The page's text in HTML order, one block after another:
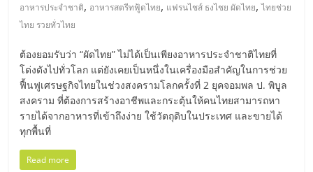
ไทย,
SMEs,
แฟ
รน
อาหารประจำชาติ, อาหารสตรีทฟู้ดไทย, แฟรนไชส์ ธงไชย ผัดไทย,ไทยช่วย
ไทย รวยทั่วไทย
ต้องยอมรับว่า “ผัดไทย” ไม่ได้เป็นเพียงอาหารประจำชาติไทยที่
โด่งดังไปทั่วโลก แต่ยังเคยเป็นหนึ่งในเครื่องมือสำคัญในการช่วย
ฟื้นฟูเศรษฐกิจไทยในช่วงสงครามโลกครั้งที่ 2 ยุคจอมพล ป. พิบูล
สงคราม ที่ต้องการสร้างอาชีพและกระตุ้นให้คนไทยสามารถหา
รายได้จากอาหารที่เข้าถึงง่าย ใช้วัตถุดิบในประเทศ และขายได้
ทุกพื้นที่
Read more